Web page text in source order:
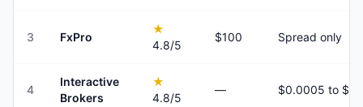
3 FxPro
★
4.8/5
$100 Spread only
4
Interactive
Brokers
★
4.8/5
—